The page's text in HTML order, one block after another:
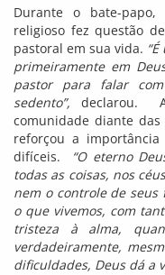
Durante o bate-
religioso fez questão
pastoral em sua vida.
primeiramente em
pastor para falar
sedento”, declarou.
comunidade diante
reforçou a
difíceis.
“O eterno
todas as coisas, nos
nem o controle de seus
o que vivemos, com
tristeza à alma,
verdadeiramente,
dificuldades, Deus dá a